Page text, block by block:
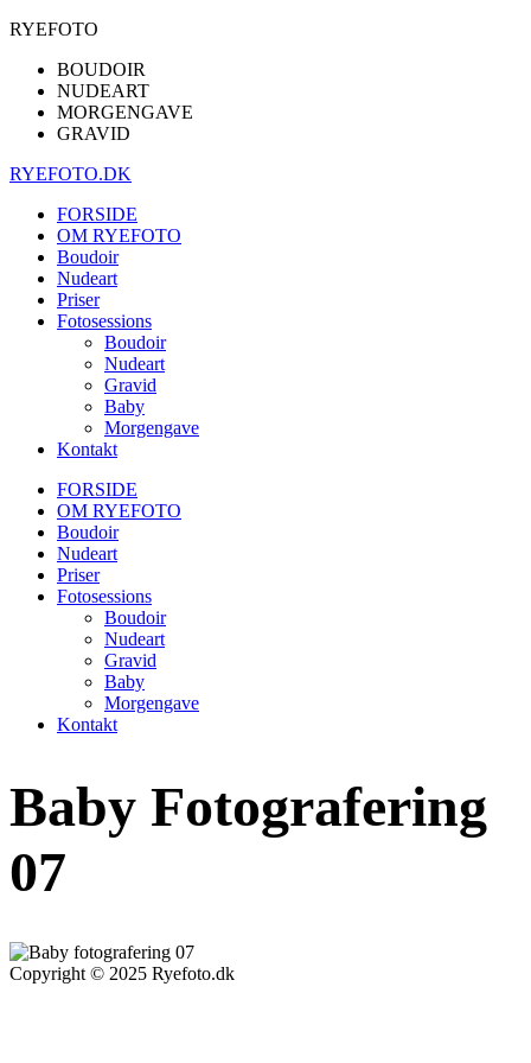
RYEFOTO
BOUDOIR
NUDEART
MORGENGAVE
GRAVID
RYEFOTO.DK
FORSIDE
OM RYEFOTO
Boudoir
Nudeart
Priser
Fotosessions
Boudoir
Nudeart
Gravid
Baby
Morgengave
Kontakt
FORSIDE
OM RYEFOTO
Boudoir
Nudeart
Priser
Fotosessions
Boudoir
Nudeart
Gravid
Baby
Morgengave
Kontakt
Baby Fotografering
07
Copyright © 2025 Ryefoto.dk